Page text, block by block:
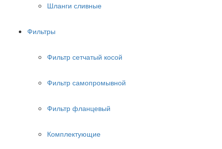
Шланги сливные
Фильтры
Фильтр сетчатый косой
Фильтр самопромывной
Фильтр фланцевый
Комплектующие